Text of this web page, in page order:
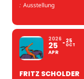
: Ausstellung
2026
25
APR
25
OCT
FRITZ SCHOLDER